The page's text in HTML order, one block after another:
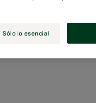
Sólo lo esencial